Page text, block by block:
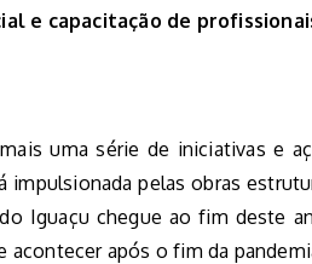
e capacitação de
uma série de iniciativas e
impulsionada pelas obras
Iguaçu chegue ao fim deste
após o fim da